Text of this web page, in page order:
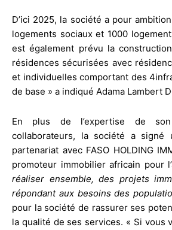
D’ici 2025, la société a pour
logements sociaux et 1000
est également prévu la
résidences sécurisées avec
et individuelles comportant des
de base » a indiqué Adama Lambert
En plus de l’expertise de
collaborateurs, la société a signé
partenariat avec FASO HOLDING
promoteur immobilier africain pour
réaliser ensemble, des projets
répondant aux besoins des
pour la société de rassurer ses
la qualité de ses services. « Si vous